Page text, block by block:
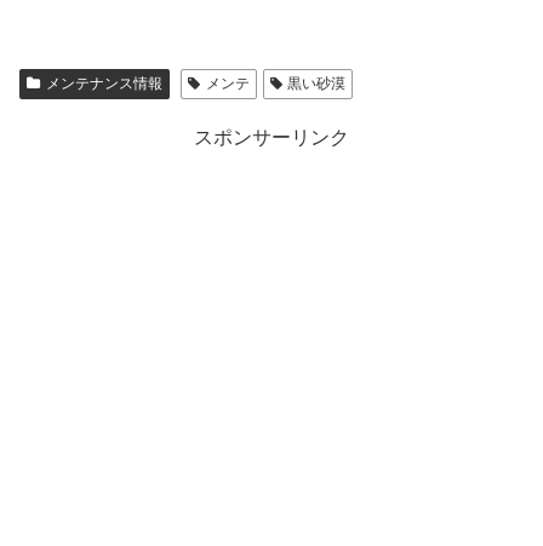
メンテナンス情報 メンテ 黒い砂漠
スポンサーリンク